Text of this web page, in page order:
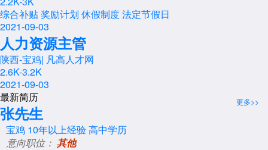
综合补贴奖励计划 休假制度法定节假日
2021-09-03
人力资源主管
陕西-宝鸡| 凡高人才网
2.6K-3.2K
2021-09-03
最新简历
更多>>
张先生
宝鸡 10年以上经验高中学历
意向职位： 其他